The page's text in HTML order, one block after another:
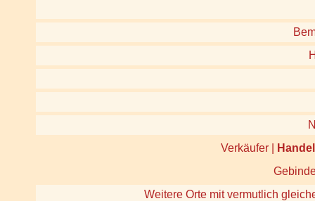
Verkäufer |
Weitere Orte mit vermutlich